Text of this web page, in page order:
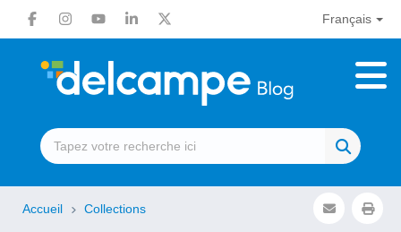
Français
Accueil Collections